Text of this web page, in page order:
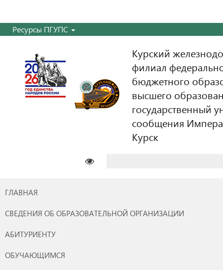
Ресурсы ПГУПС
Курский
филиал
бюджетного
высшего
государственный
сообщения
Курск
ГЛАВНАЯ
СВЕДЕНИЯ ОБ ОБРАЗОВАТЕЛЬНОЙ ОРГАНИЗАЦИИ
АБИТУРИЕНТУ
ОБУЧАЮЩИМСЯ